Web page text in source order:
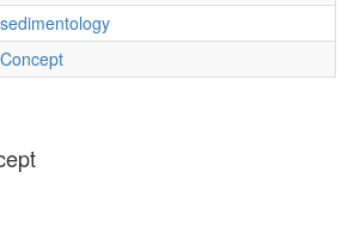
sedimentology
Concept